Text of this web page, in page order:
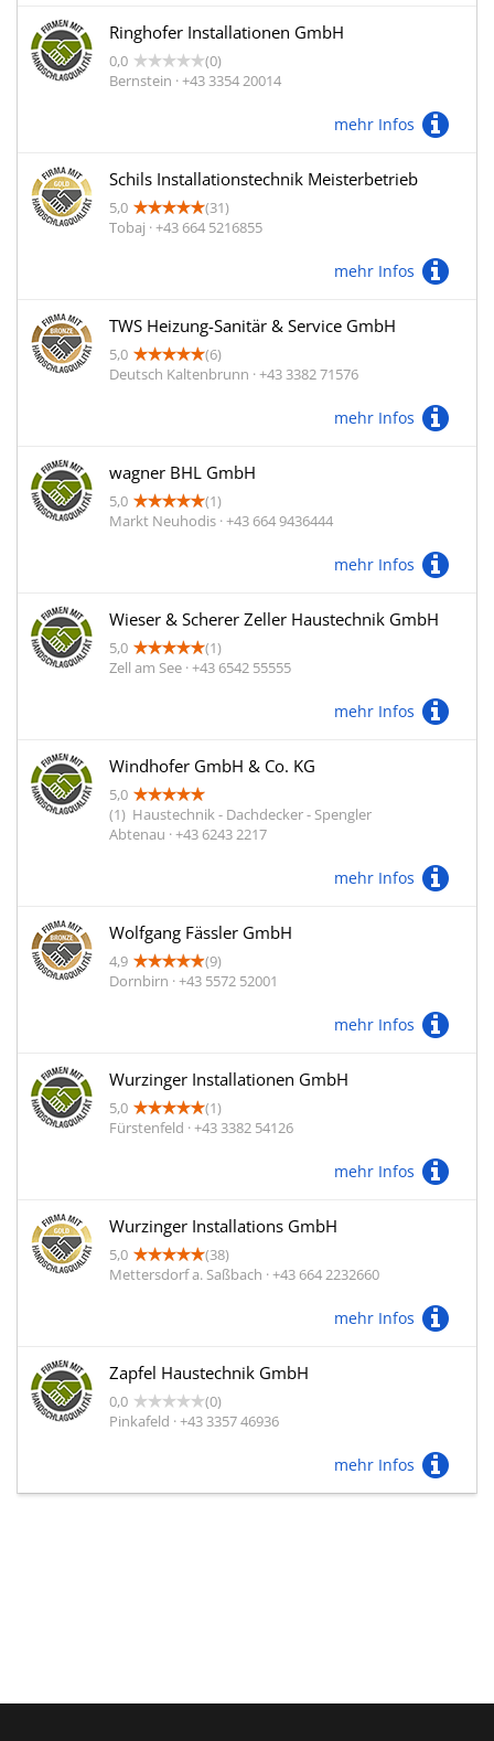
Ringhofer Installationen GmbH
0,0
(0)
Bernstein · +43 3354 20014
mehr Infos
Schils Installationstechnik Meisterbetrieb
5,0
(31)
Tobaj · +43 664 5216855
mehr Infos
TWS Heizung-Sanitär & Service GmbH
5,0
(6)
Deutsch Kaltenbrunn · +43 3382 71576
mehr Infos
wagner BHL GmbH
5,0
(1)
Markt Neuhodis · +43 664 9436444
mehr Infos
Wieser & Scherer Zeller Haustechnik GmbH
5,0
(1)
Zell am See · +43 6542 55555
mehr Infos
Windhofer GmbH & Co. KG
5,0
(1) Haustechnik - Dachdecker - Spengler
Abtenau · +43 6243 2217
mehr Infos
Wolfgang Fässler GmbH
4,9
(9)
Dornbirn · +43 5572 52001
mehr Infos
Wurzinger Installationen GmbH
5,0
(1)
Fürstenfeld · +43 3382 54126
mehr Infos
Wurzinger Installations GmbH
5,0
(38)
Mettersdorf a. Saßbach · +43 664 2232660
mehr Infos
Zapfel Haustechnik GmbH
0,0
(0)
Pinkafeld · +43 3357 46936
mehr Infos